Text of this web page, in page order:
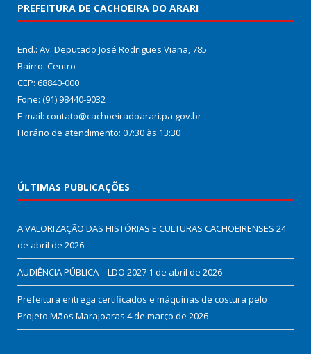
PREFEITURA DE CACHOEIRA DO ARARI
End.: Av. Deputado José Rodrigues Viana, 785
Bairro: Centro
CEP: 68840-000
Fone: (91) 98440-9032
E-mail: contato@cachoeiradoarari.pa.gov.br
Horário de atendimento: 07:30 às 13:30
ÚLTIMAS PUBLICAÇÕES
A VALORIZAÇÃO DAS HISTÓRIAS E CULTURAS CACHOEIRENSES 24
de abril de 2026
AUDIÊNCIA PÚBLICA – LDO 2027 1 de abril de 2026
Prefeitura entrega certificados e máquinas de costura pelo
Projeto Mãos Marajoaras 4 de março de 2026